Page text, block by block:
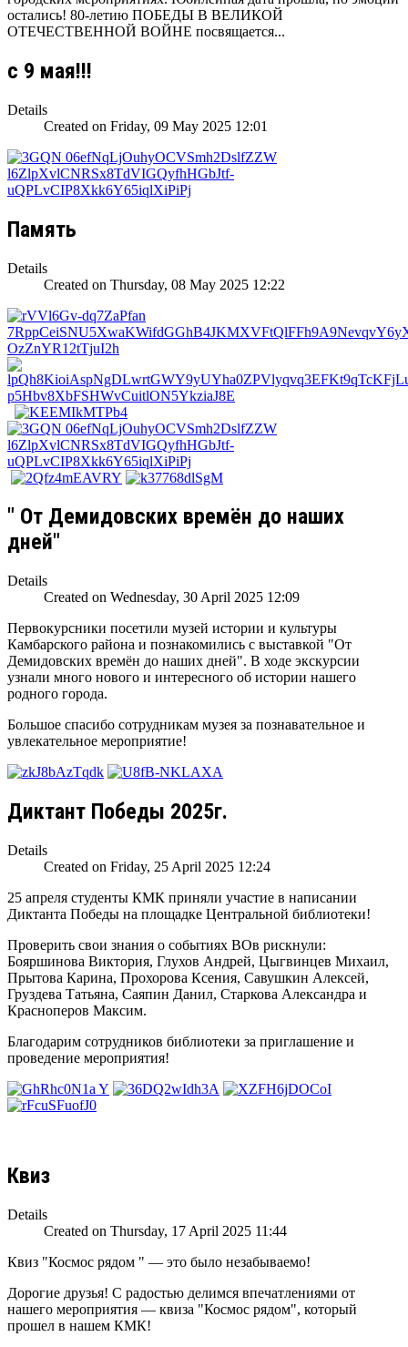
остались! 80-летию ПОБЕДЫ В ВЕЛИКОЙ
ОТЕЧЕСТВЕННОЙ ВОЙНЕ посвящается...
с 9 мая!!!
Details
Created on Friday, 09 May 2025 12:01
Память
Details
Created on Thursday, 08 May 2025 12:22
" От Демидовских времён до наших
дней"
Details
Created on Wednesday, 30 April 2025 12:09
Первокурсники посетили музей истории и культуры
Камбарского района и познакомились с выставкой "От
Демидовских времён до наших дней". В ходе экскурсии
узнали много нового и интересного об истории нашего
родного города.
Большое спасибо сотрудникам музея за познавательное и
увлекательное мероприятие!
Диктант Победы 2025г.
Details
Created on Friday, 25 April 2025 12:24
25 апреля студенты КМК приняли участие в написании
Диктанта Победы на площадке Центральной библиотеки!
Проверить свои знания о событиях ВОв рискнули:
Бояршинова Виктория, Глухов Андрей, Цыгвинцев Михаил,
Прытова Карина, Прохорова Ксения, Савушкин Алексей,
Груздева Татьяна, Саяпин Данил, Старкова Александра и
Красноперов Максим.
Благодарим сотрудников библиотеки за приглашение и
проведение мероприятия!
Квиз
Details
Created on Thursday, 17 April 2025 11:44
Квиз "Космос рядом " — это было незабываемо!
Дорогие друзья! С радостью делимся впечатлениями от
нашего мероприятия — квиза "Космос рядом", который
прошел в нашем КМК!